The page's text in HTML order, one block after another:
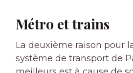
Métro et trains
La deuxième raison pour
système de transport de